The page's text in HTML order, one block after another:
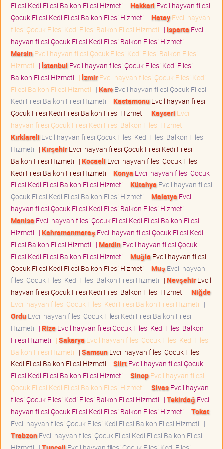
Filesi Kedi Filesi Balkon Filesi Hizmeti | Hakkari Evcil hayvan filesi
Çocuk Filesi Kedi Filesi Balkon Filesi Hizmeti | HatayEvcil hayvan
filesi Çocuk Filesi Kedi Filesi Balkon Filesi Hizmeti | Isparta Evcil
hayvan filesi Çocuk Filesi Kedi Filesi Balkon Filesi Hizmeti |
MersinEvcil hayvan filesi Çocuk Filesi Kedi Filesi Balkon Filesi
Hizmeti | İstanbul Evcil hayvan filesi Çocuk Filesi Kedi Filesi
Balkon Filesi Hizmeti | İzmirEvcil hayvan filesi Çocuk Filesi Kedi
Filesi Balkon Filesi Hizmeti | KarsEvcil hayvan filesi Çocuk Filesi
Kedi Filesi Balkon Filesi Hizmeti | KastamonuEvcil hayvan filesi
Çocuk Filesi Kedi Filesi Balkon Filesi Hizmeti | Kayseri Evcil
hayvan filesi Çocuk Filesi Kedi Filesi Balkon Filesi Hizmeti |
Kırklareli Evcil hayvan filesi Çocuk Filesi Kedi Filesi Balkon Filesi
Hizmeti | KırşehirEvcil hayvan filesi Çocuk Filesi Kedi Filesi
Balkon Filesi Hizmeti | Kocaeli Evcil hayvan filesi Çocuk Filesi
Kedi Filesi Balkon Filesi Hizmeti | Konya Evcil hayvan filesi Çocuk
Filesi Kedi Filesi Balkon Filesi Hizmeti | Kütahya Evcil hayvan filesi
Çocuk Filesi Kedi Filesi Balkon Filesi Hizmeti | Malatya Evcil
hayvan filesi Çocuk Filesi Kedi Filesi Balkon Filesi Hizmeti |
Manisa Evcil hayvan filesi Çocuk Filesi Kedi Filesi Balkon Filesi
Hizmeti | Kahramanmaraş Evcil hayvan filesi Çocuk Filesi Kedi
Filesi Balkon Filesi Hizmeti | MardinEvcil hayvan filesi Çocuk
Filesi Kedi Filesi Balkon Filesi Hizmeti | Muğla Evcil hayvan filesi
Çocuk Filesi Kedi Filesi Balkon Filesi Hizmeti | Muş Evcil hayvan
filesi Çocuk Filesi Kedi Filesi Balkon Filesi Hizmeti | NevşehirEvcil
hayvan filesi Çocuk Filesi Kedi Filesi Balkon Filesi Hizmeti | Niğde
Evcil hayvan filesi Çocuk Filesi Kedi Filesi Balkon Filesi Hizmeti |
OrduEvcil hayvan filesi Çocuk Filesi Kedi Filesi Balkon Filesi
Hizmeti | RizeEvcil hayvan filesi Çocuk Filesi Kedi Filesi Balkon
Filesi Hizmeti | Sakarya Evcil hayvan filesi Çocuk Filesi Kedi Filesi
Balkon Filesi Hizmeti | SamsunEvcil hayvan filesi Çocuk Filesi
Kedi Filesi Balkon Filesi Hizmeti | SiirtEvcil hayvan filesi Çocuk
Filesi Kedi Filesi Balkon Filesi Hizmeti | SinopEvcil hayvan filesi
Çocuk Filesi Kedi Filesi Balkon Filesi Hizmeti | SivasEvcil hayvan
filesi Çocuk Filesi Kedi Filesi Balkon Filesi Hizmeti | Tekirdağ Evcil
hayvan filesi Çocuk Filesi Kedi Filesi Balkon Filesi Hizmeti | Tokat
Evcil hayvan filesi Çocuk Filesi Kedi Filesi Balkon Filesi Hizmeti |
TrabzonEvcil hayvan filesi Çocuk Filesi Kedi Filesi Balkon Filesi